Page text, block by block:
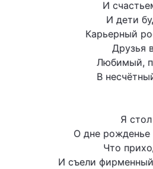
И
И дети
Карьерный
Друзья
Любимый,
В
Я
О дне
Что
И съели